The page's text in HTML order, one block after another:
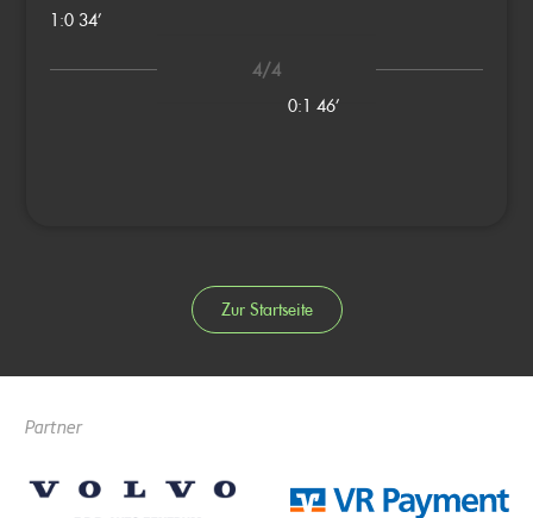
1:0 34’
4/4
0:1 46’
Zur Startseite
Partner